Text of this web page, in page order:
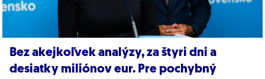
Bez akejkoľvek analýzy, za štyri dni a
desiatky miliónov eur. Pre pochybný